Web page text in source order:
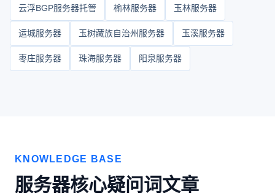
云浮BGP服务器托管 榆林服务器 玉林服务器
运城服务器 玉树藏族自治州服务器 玉溪服务器
枣庄服务器 珠海服务器 阳泉服务器
KNOWLEDGE BASE
服务器核心疑问词文章